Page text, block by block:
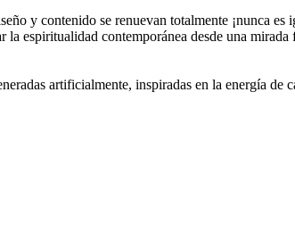
y contenido se renuevan totalmente ¡nunca es
espiritualidad contemporánea desde una
artificialmente, inspiradas en la energía